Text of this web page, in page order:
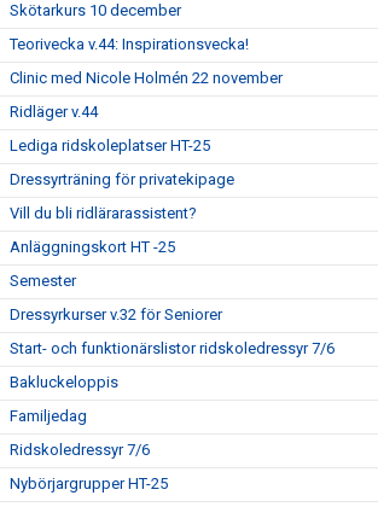
Skötarkurs 10 december
Teorivecka v.44: Inspirationsvecka!
Clinic med Nicole Holmén 22 november
Ridläger v.44
Lediga ridskoleplatser HT-25
Dressyrträning för privatekipage
Vill du bli ridlärarassistent?
Anläggningskort HT -25
Semester
Dressyrkurser v.32 för Seniorer
Start- och funktionärslistor ridskoledressyr 7/6
Bakluckeloppis
Familjedag
Ridskoledressyr 7/6
Nybörjargrupper HT-25